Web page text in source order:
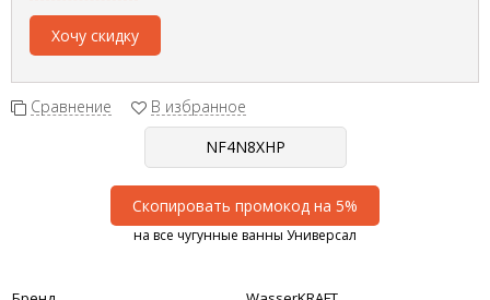
Хочу скидку
Сравнение В избранное
Скопировать промокод на 5%
на все чугунные ванны Универсал